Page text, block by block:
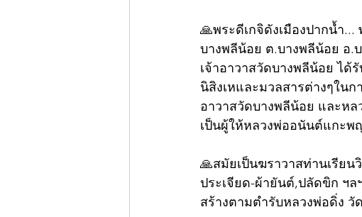
🙏พระดีเกจิดังเมืองปากน้ำ
บางพลีน้อย ต.บางพลีน้อย อ
เจ้าอาวาสวัดบางพลีน้อย ได้
นิสิงเหและมวลสารต่างๆใน
อาวาสวัดบางพลีน้อย และหล
เป็นผู้ให้หลวงพ่ออนันต์แกะพ
🙏สมัยเป็นฆราวาสท่านเรีย
ประเจียด-ผ้ายันต์,ปลัดขิก ฯ
สร้างตามตำรับหลวงพ่อดิ่ง